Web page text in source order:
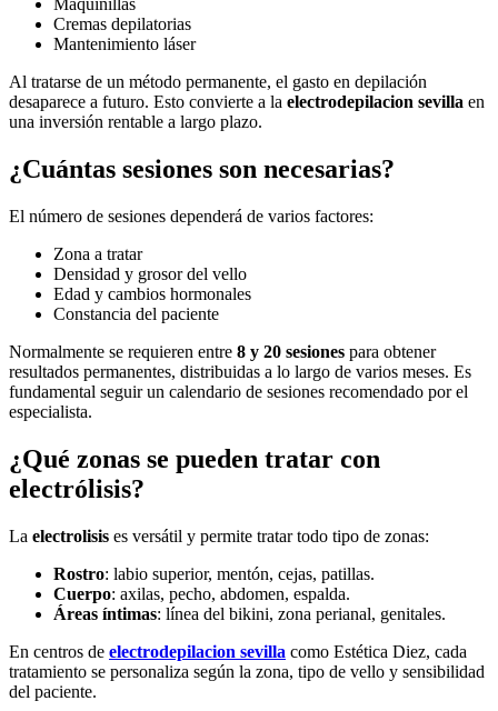
Maquinillas
Cremas depilatorias
Mantenimiento láser
Al tratarse de un método permanente, el gasto en depilación
desaparece a futuro. Esto convierte a la electrodepilacion sevilla en
una inversión rentable a largo plazo.
¿Cuántas sesiones son necesarias?
El número de sesiones dependerá de varios factores:
Zona a tratar
Densidad y grosor del vello
Edad y cambios hormonales
Constancia del paciente
Normalmente se requieren entre 8 y 20 sesiones para obtener
resultados permanentes, distribuidas a lo largo de varios meses. Es
fundamental seguir un calendario de sesiones recomendado por el
especialista.
¿Qué zonas se pueden tratar con
electrólisis?
La electrolisis es versátil y permite tratar todo tipo de zonas:
Rostro: labio superior, mentón, cejas, patillas.
Cuerpo: axilas, pecho, abdomen, espalda.
Áreas íntimas: línea del bikini, zona perianal, genitales.
En centros de electrodepilacion sevilla como Estética Diez, cada
tratamiento se personaliza según la zona, tipo de vello y sensibilidad
del paciente.